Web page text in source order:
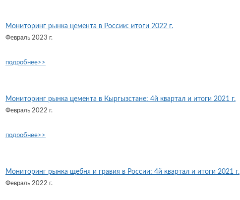
Мониторинг рынка цемента в России: итоги 2022 г.
Февраль 2023 г.
подробнее>>
Мониторинг рынка цемента в Кыргызстане: 4й квартал и итоги 2021 г.
Февраль 2022 г.
подробнее>>
Мониторинг рынка щебня и гравия в России: 4й квартал и итоги 2021 г.
Февраль 2022 г.